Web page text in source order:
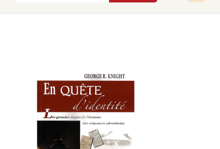
À PROPOS DE NOUS